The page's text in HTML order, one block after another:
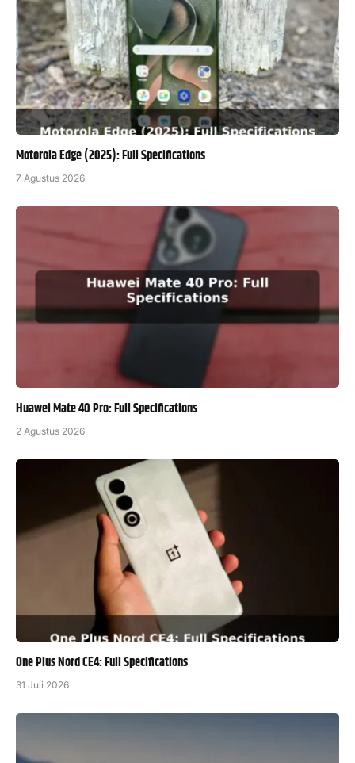
Motorola Edge (2025): Full Specifications
7 Agustus 2026
Huawei Mate 40 Pro: Full Specifications
2 Agustus 2026
One Plus Nord CE4: Full Specifications
31 Juli 2026